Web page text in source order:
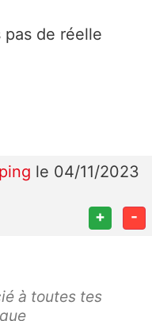
pas de réelle
le 04/11/2023
+ -
à toutes tes